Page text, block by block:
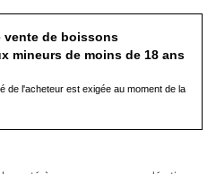
vente de boissons
mineurs de moins de 18 ans
de l'acheteur est exigée au moment de la